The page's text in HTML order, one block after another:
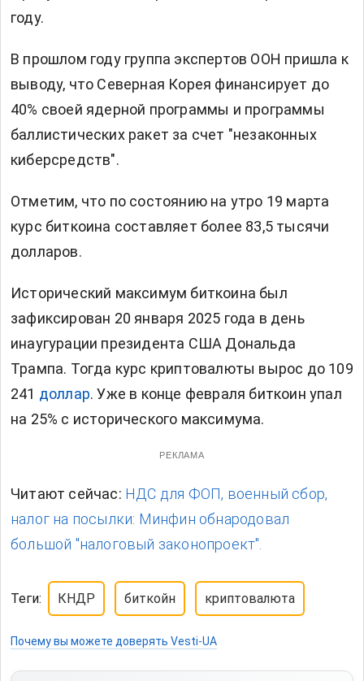
году.
В прошлом году группа экспертов ООН пришла к
выводу, что Северная Корея финансирует до
40% своей ядерной программы и программы
баллистических ракет за счет "незаконных
киберсредств".
Отметим, что по состоянию на утро 19 марта
курс биткоина составляет более 83,5 тысячи
долларов.
Исторический максимум биткоина был
зафиксирован 20 января 2025 года в день
инаугурации президента США Дональда
Трампа. Тогда курс криптовалюты вырос до 109
241 доллар. Уже в конце февраля биткоин упал
на 25% с исторического максимума.
РЕКЛАМА
Читают сейчас: НДС для ФОП, военный сбор,
налог на посылки: Минфин обнародовал
большой "налоговый законопроект".
Теги: КНДР биткойн криптовалюта
Почему вы можете доверять Vesti-UA